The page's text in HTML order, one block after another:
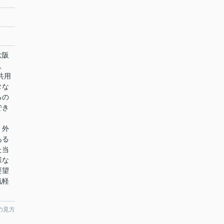
用
な
の
外
な
望
軽
見方